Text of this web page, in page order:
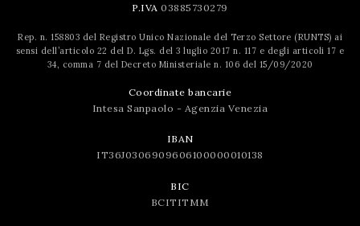
P.IVA 03885730279
Rep. n. 158803 del Registro Unico Nazionale del Terzo Settore (RUNTS) ai
sensi dell’articolo 22 del D. Lgs. del 3 luglio 2017 n. 117 e degli articoli 17 e
34, comma 7 del Decreto Ministeriale n. 106 del 15/09/2020
Coordinate bancarie
Intesa Sanpaolo - Agenzia Venezia
IBAN
IT36J0306909606100000010138
BIC
BCITITMM